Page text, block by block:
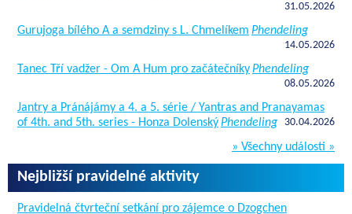
31.05.2026
Gurujoga bílého A a semdziny s L. Chmelíkem Phendeling
14.05.2026
Tanec Tří vadžer - Om A Hum pro začátečníkyPhendeling
08.05.2026
Jantry a Pránájámy a 4. a 5. série / Yantras and Pranayamas
of 4th. and 5th. series - Honza DolenskýPhendeling 30.04.2026
» Všechny události »
Nejbližší pravidelné aktivity
Pravidelná čtvrteční setkání pro zájemce o Dzogchen